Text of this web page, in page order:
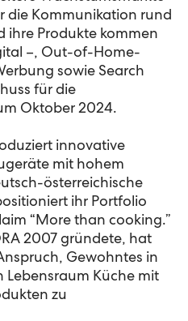
die Kommunikation rund
ihre Produkte kommen
–, Out-of-Home-
sowie Search
für die
Oktober 2024.
innovative
mit hohem
österreichische
ihr Portfolio
“More than cooking.”
2007 gründete, hat
Gewohntes in
Lebensraum Küche mit
zu